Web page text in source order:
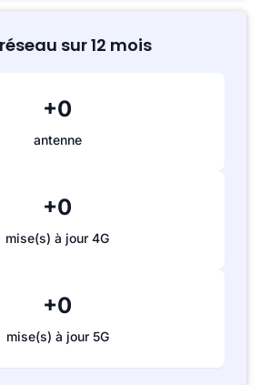
sur 12 mois
+0
antenne
+0
mise(s) à jour 4G
+0
mise(s) à jour 5G